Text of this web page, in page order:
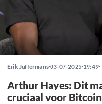
Erik Juffermans 03-07-2025 19:49
Arthur Hayes: Dit
cruciaal voor Bitcoin